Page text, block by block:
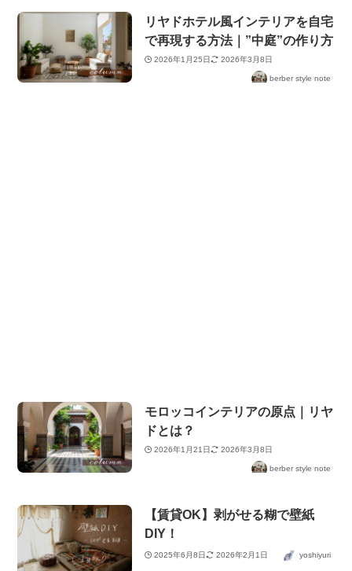
リヤドホテル風インテリアを自宅
で再現する方法｜”中庭”の作り方
2026年1月25日 2026年3月8日
berber style note
モロッコインテリアの原点｜リヤ
ドとは？
2026年1月21日 2026年3月8日
berber style note
【賃貸OK】剥がせる糊で壁紙
DIY！
2025年6月8日 2026年2月1日 yoshiyuri